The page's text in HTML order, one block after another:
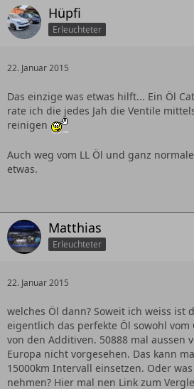
Hüpfi
Erleuchteter
22. Januar 2015
Das einzige was etwas hilft... Ein Öl
rate ich die jedes Jah die Ventile
reinigen
Auch weg vom LL Öl und ganz
etwas.
Matthias
Erleuchteter
22. Januar 2015
welches Öl dann? Soweit ich weiss ist
eigentlich das perfekte Öl sowohl
von den Additiven. 50888 mal aussen
Europa nicht vorgesehen. Das kann
15000km Intervall einsetzen. Oder
nehmen? Hier mal nen Link zum